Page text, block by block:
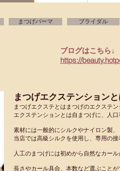
まつげパーマ ブライダル
ブログはこちら↓
https://
まつげエクステンションと
まつげエクステとはまつげのエクステ
エクステンションとは自まつげに、人
素材には一般的にシルクやナイロン製、
当店では高級シルクを使用し、専用の
人工のまつげには初めから自然なカー
長さやカール具合、本数など選ぶことが